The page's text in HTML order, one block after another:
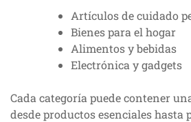
Artículos de cuidado
Bienes para el hogar
Alimentos y bebidas
Electrónica y gadgets
Cada categoría puede contener
desde productos esenciales hasta